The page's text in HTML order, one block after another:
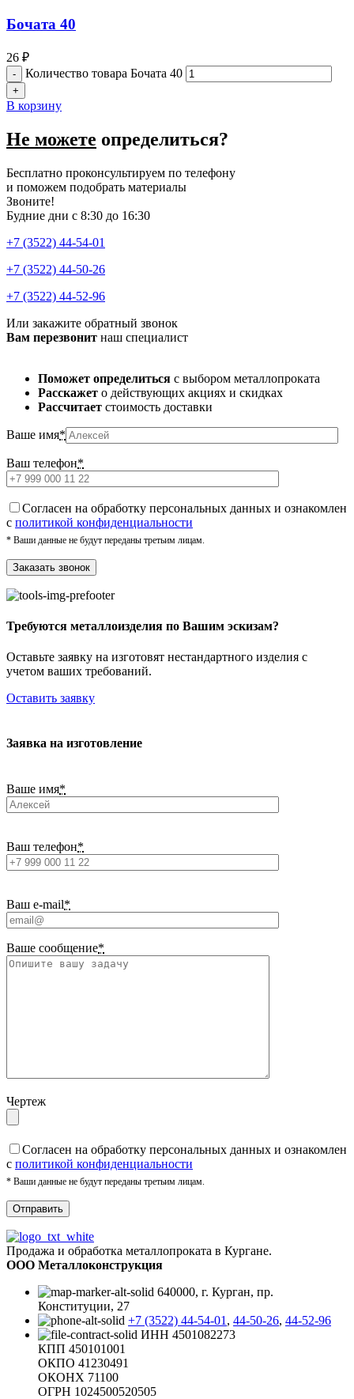
Бочата 40
26 ₽
Количество товара Бочата 40
В корзину
Не можете определиться?
Бесплатно проконсультируем по телефону
и поможем подобрать материалы
Звоните!
Будние дни с 8:30 до 16:30
+7 (3522) 44-54-01
+7 (3522) 44-50-26
+7 (3522) 44-52-96
Или закажите обратный звонок
Вам перезвонит наш специалист
Поможет определиться с выбором металлопроката
Расскажет о действующих акциях и скидках
Рассчитает стоимость доставки
Ваше имя*
Ваш телефон*
Cогласен на обработку персональных данных и ознакомлен
с политикой конфиденциальности
* Ваши данные не будут переданы третьим лицам.
Требуются металлоизделия по Вашим эскизам?
Оставьте заявку на изготовят нестандартного изделия с
учетом ваших требований.
Оставить заявку
Заявка на изготовление
Ваше имя*
Ваш телефон*
Ваш e-mail*
Ваше сообщение*
Чертеж
Cогласен на обработку персональных данных и ознакомлен
с политикой конфиденциальности
* Ваши данные не будут переданы третьим лицам.
Продажа и обработка металлопроката в Кургане.
ООО Металлоконструкция
640000, г. Курган, пр.
Конституции, 27
+7 (3522) 44-54-01 , 44-50-26, 44-52-96
ИНН 4501082273
КПП 450101001
ОКПО 41230491
ОКОНХ 71100
ОГРН 1024500520505